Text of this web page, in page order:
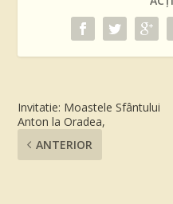
Invitatie: Moastele Sfântului
Anton la Oradea,
ANTERIOR